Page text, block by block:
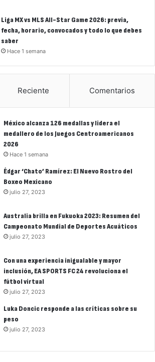
Liga MX vs MLS All-Star Game 2026: previa,
fecha, horario, convocados y todo lo que debes
saber
Hace 1 semana
Reciente Comentarios
México alcanza 126 medallas y lidera el
medallero de los Juegos Centroamericanos
2026
Hace 1 semana
Édgar ‘Chato’ Ramírez: El Nuevo Rostro del
Boxeo Mexicano
julio 27, 2023
Australia brilla en Fukuoka 2023: Resumen del
Campeonato Mundial de Deportes Acuáticos
julio 27, 2023
Con una experiencia inigualable y mayor
inclusión, EA SPORTS FC 24 revoluciona el
fútbol virtual
julio 27, 2023
Luka Doncic responde a las críticas sobre su
peso
julio 27, 2023